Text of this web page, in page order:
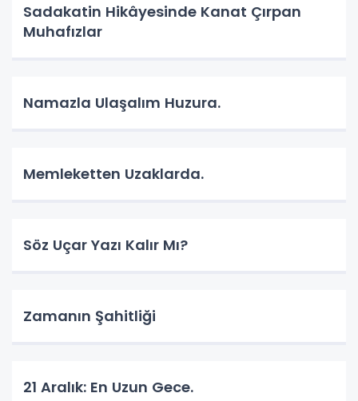
Sadakatin Hikâyesinde Kanat Çırpan
Muhafızlar
Namazla Ulaşalım Huzura.
Memleketten Uzaklarda.
Söz Uçar Yazı Kalır Mı?
Zamanın Şahitliği
​21 Aralık: En Uzun Gece.